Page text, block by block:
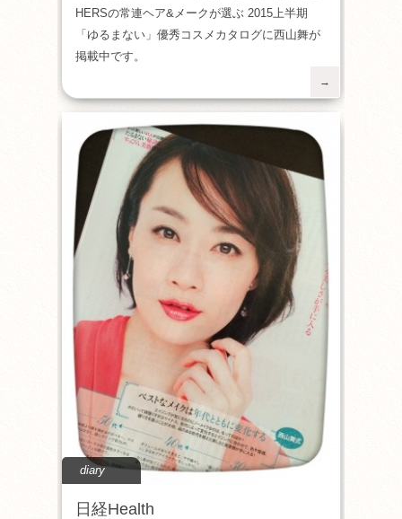
HERSの常連ヘア&メークが選ぶ 2015上半期
「ゆるまない」優秀コスメカタログに西山舞が
掲載中です。
→
diary
日経Health